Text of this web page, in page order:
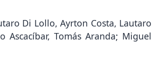
Di Lollo, Ayrton Costa, Lautaro
Tomás Aranda; Miguel